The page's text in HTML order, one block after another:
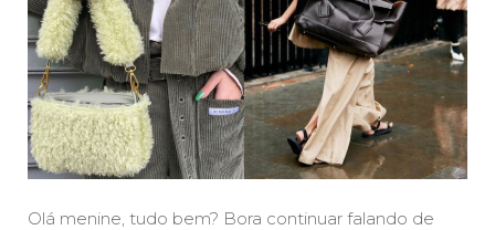
Olá menine, tudo bem? Bora continuar falando de